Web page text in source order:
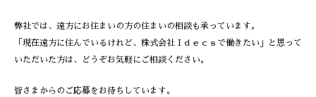
弊社では、遠方にお住まいの方の住まいの相談も承っています。
「現在遠方に住んでいるけれど、株式会社Ｉｄｅｃｓで働きたい」と思って
いただいた方は、どうぞお気軽にご相談ください。
皆さまからのご応募をお待ちしています。